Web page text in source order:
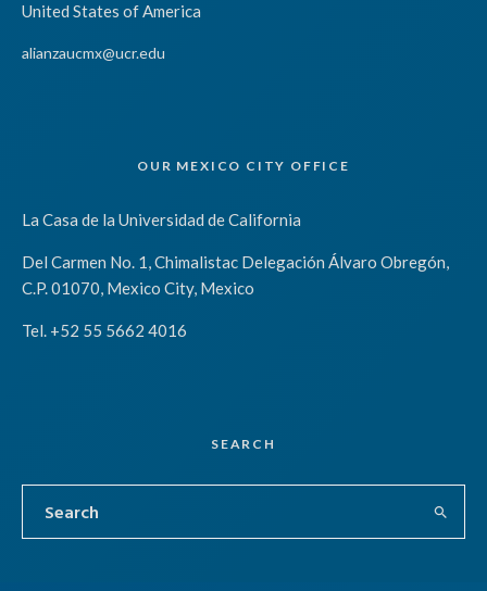
United States of America
alianzaucmx@ucr.edu
OUR MEXICO CITY OFFICE
La Casa de la Universidad de California
Del Carmen No. 1, Chimalistac Delegación Álvaro Obregón,
C.P. 01070, Mexico City, Mexico
Tel. +52 55 5662 4016
SEARCH